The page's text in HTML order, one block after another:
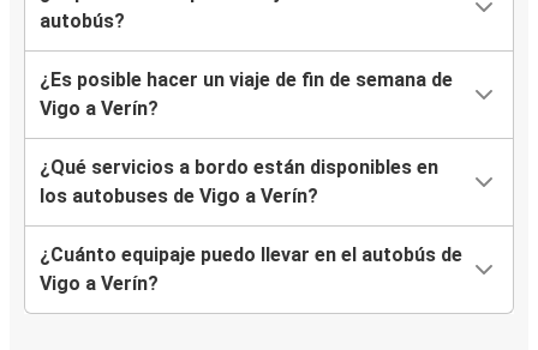
autobús?
¿Es posible hacer un viaje de fin de semana de
Vigo a Verín?
¿Qué servicios a bordo están disponibles en
los autobuses de Vigo a Verín?
¿Cuánto equipaje puedo llevar en el autobús de
Vigo a Verín?